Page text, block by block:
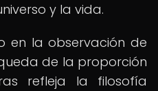
y la vida.
en la observación de
de la proporción
refleja la filosofía